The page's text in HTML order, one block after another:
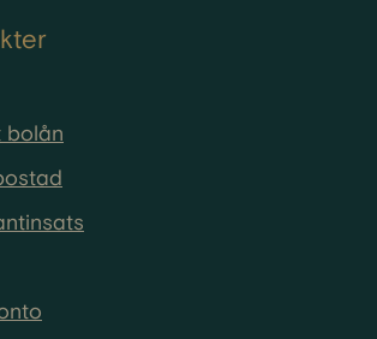
men det händer. När en
Fastigheten säljs,
upplöses och
upphör att existera
I stället
blir
bolån